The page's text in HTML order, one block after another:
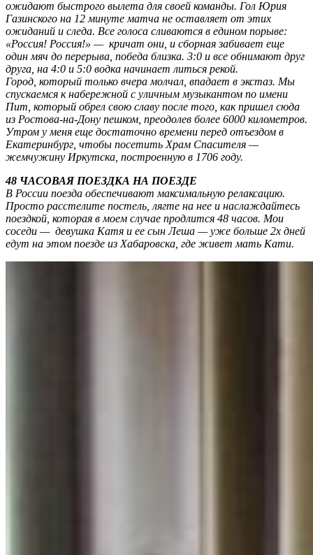
ожидают быстрого вылета для своей команды. Гол Юрия
Газинского на 12 минуте матча не оставляет от этих
ожиданий и следа. Все голоса сливаются в едином порыве:
«Россия! Россия!» — кричат они, и сборная забивает еще
один мяч до перерыва, победа близка. 3:0 и все обнимают друг
друга, на 4:0 и 5:0 водка начинает литься рекой.
Город, который только вчера молчал, впадает в экстаз. Мы
спускаемся к набережной с уличным музыкантом по имени
Пит, который обрел свою славу после того, как пришел сюда
из Ростова-на-Дону пешком, преодолев более 6000 километров.
Утром у меня еще достаточно времени перед отъездом в
Екатеринбург, чтобы посетить Храм Спасителя —
жемчужину Иркутска, построенную в 1706 году.
48 ЧАСОВАЯ ПОЕЗДКА НА ПОЕЗДЕ
В России поезда обеспечивают максимальную релаксацию.
Просто расстелите постель, лягте на нее и наслаждайтесь
поездкой, которая в моем случае продлится 48 часов. Мои
соседи — девушка Катя и ее сын Леша — уже больше 2х дней
едут на этом поезде из Хабаровска, где живет мать Кати.